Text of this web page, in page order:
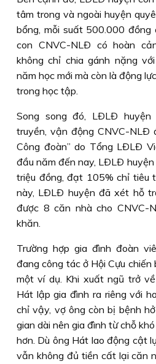
tâm trong và ngoài huyện
bổng, mỗi suất 500.000 đồng
con CNVC-NLÐ có hoàn
không chỉ chia gánh nặng
năm học mới mà còn là động
trong học tập.
Song song đó, LÐLÐ
truyền, vận động CNVC-NLÐ
Công đoàn” do Tổng LÐLÐ
đầu năm đến nay, LÐLÐ
triệu đồng, đạt 105% chỉ tiêu
này, LÐLÐ huyện đã xét hỗ
được 8 căn nhà cho CNVC-
khăn.
Trường hợp gia đình đoàn
đang công tác ở Hội Cựu chiến
một ví dụ. Khi xuất ngũ trở
Hát lập gia đình ra riêng với
chỉ vậy, vợ ông còn bị bệnh
gian dài nên gia đình từ chỗ
hơn. Dù ông Hát lao động cật
vẫn không đủ tiền cất lại căn